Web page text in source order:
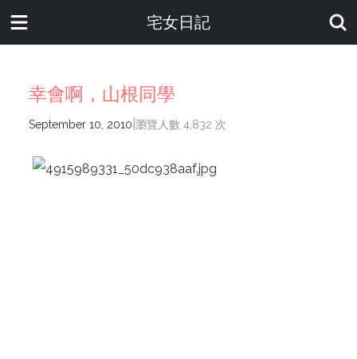
宅女日記
幸會啊，山根同學
September 10, 2010 瀏覽人數 4,832 次